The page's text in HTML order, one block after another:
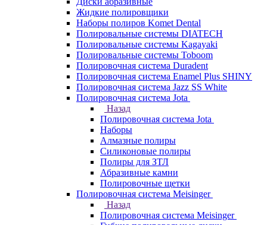
Жидкие полировщики
Наборы полиров Komet Dental
Полировальные системы DIATECH
Полировальные системы Kagayaki
Полировальные системы Toboom
Полировочная система Duradent
Полировочная система Enamel Plus SHINY
Полировочная система Jazz SS White
Полировочная система Jota
Назад
Полировочная система Jota
Наборы
Алмазные полиры
Силиконовые полиры
Полиры для ЗТЛ
Абразивные камни
Полировочные щетки
Полировочная система Meisinger
Назад
Полировочная система Meisinger